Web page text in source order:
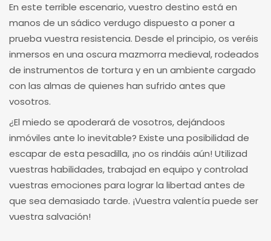
En este terrible escenario, vuestro destino está en
manos de un sádico verdugo dispuesto a poner a
prueba vuestra resistencia. Desde el principio, os veréis
inmersos en una oscura mazmorra medieval, rodeados
de instrumentos de tortura y en un ambiente cargado
con las almas de quienes han sufrido antes que
vosotros.
¿El miedo se apoderará de vosotros, dejándoos
inmóviles ante lo inevitable? Existe una posibilidad de
escapar de esta pesadilla, ¡no os rindáis aún! Utilizad
vuestras habilidades, trabajad en equipo y controlad
vuestras emociones para lograr la libertad antes de
que sea demasiado tarde. ¡Vuestra valentía puede ser
vuestra salvación!